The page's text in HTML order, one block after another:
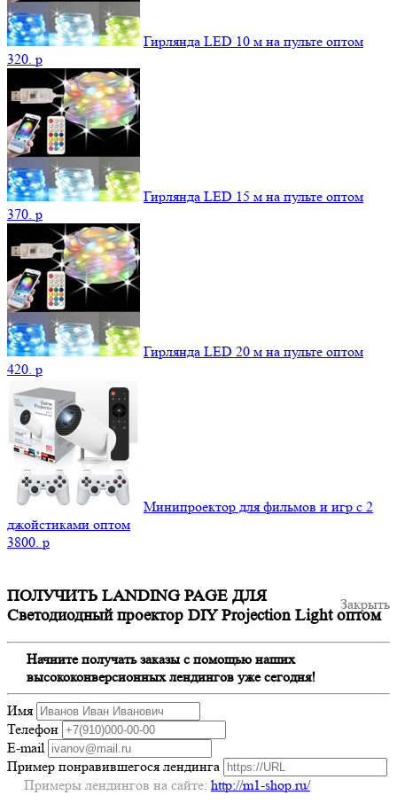
Гирлянда LED 10 м на пульте оптом
320. p
Гирлянда LED 15 м на пульте оптом
370. p
Гирлянда LED 20 м на пульте оптом
420. p
Минипроектор для фильмов и игр с 2
джойстиками оптом
3800. p
Закрыть
ПОЛУЧИТЬ LANDING PAGE ДЛЯ
Светодиодный проектор DIY Projection Light оптом
Начните получать заказы с помощью наших
высококонверсионных лендингов уже сегодня!
Имя
Телефон
E-mail
Пример понравившегося лендинга
Примеры лендингов на сайте: http://m1-shop.ru/